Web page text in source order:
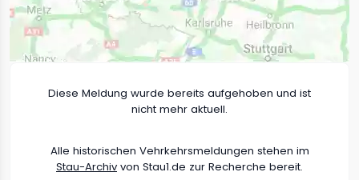
Diese Meldung wurde bereits aufgehoben und ist
nicht mehr aktuell.
Alle historischen Vehrkehrsmeldungen stehen im
Stau-Archiv von Stau1.de zur Recherche bereit.